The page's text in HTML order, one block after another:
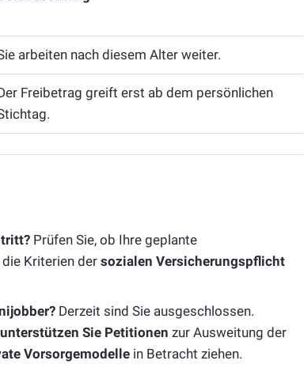
arbeiten nach diesem Alter weiter.
Freibetrag greift erst ab dem persönlichen
Prüfen Sie, ob Ihre geplante
Kriterien der sozialen Versicherungspflicht
Derzeit sind Sie ausgeschlossen.
unterstützen Sie Petitionen zur Ausweitung der
Vorsorgemodellein Betracht ziehen.